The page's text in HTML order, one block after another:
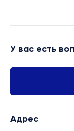
У вас есть
Адрес